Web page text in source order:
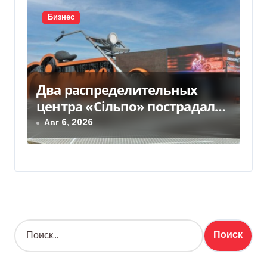
Бизнес
Два распределительных
центра «Сільпо» пострадали
от российской атаки —
Delo.ua
Авг 6, 2026
Н
а